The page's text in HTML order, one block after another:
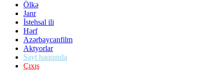
Ölkə
Janr
İstehsal ili
Hərf
Azərbaycanfilm
Aktyorlar
Sayt haqqında
Çıxış